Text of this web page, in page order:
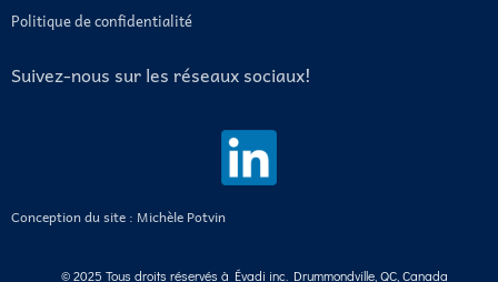
Politique de confidentialité
Suivez-nous sur les réseaux sociaux!
Conception du site : Michèle Potvin
© 2025 Tous droits réservés à Évadi inc. Drummondville, QC, Canada